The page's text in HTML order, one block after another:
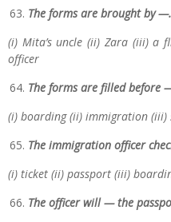
The forms are brought by —.
(i) Mita’s uncle (ii) Zara (iii) a
officer
The forms are filled before
(i) boarding (ii) immigration (iii)
The immigration officer
(i) ticket (ii) passport (iii)
The officer will — the